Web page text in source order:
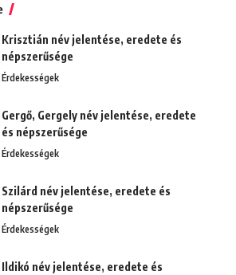
Krisztián név jelentése, eredete és
népszerűsége
Érdekességek
Gergő, Gergely név jelentése, eredete
és népszerűsége
Érdekességek
Szilárd név jelentése, eredete és
népszerűsége
Érdekességek
Ildikó név jelentése, eredete és